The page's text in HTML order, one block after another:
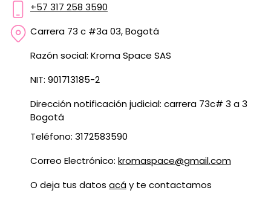
+57 317 258 3590
Carrera 73 c #3a 03, Bogotá
Razón social: Kroma Space SAS
NIT: 901713185-2
Dirección notificación judicial: carrera 73c# 3 a 3
Bogotá
Teléfono: 3172583590
Correo Electrónico: kromaspace@gmail.com
O deja tus datos acáy te contactamos